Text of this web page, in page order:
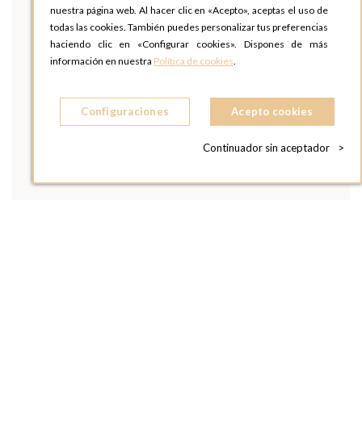
nuestra página web. Al hacer clic en «Acepto», aceptas el uso de
todas las cookies. También puedes personalizar tus preferencias
haciendo clic en «Configurar cookies». Dispones de más
información en nuestra Política de cookies.
Configuraciones Acepto cookies
Continuador sin aceptador >